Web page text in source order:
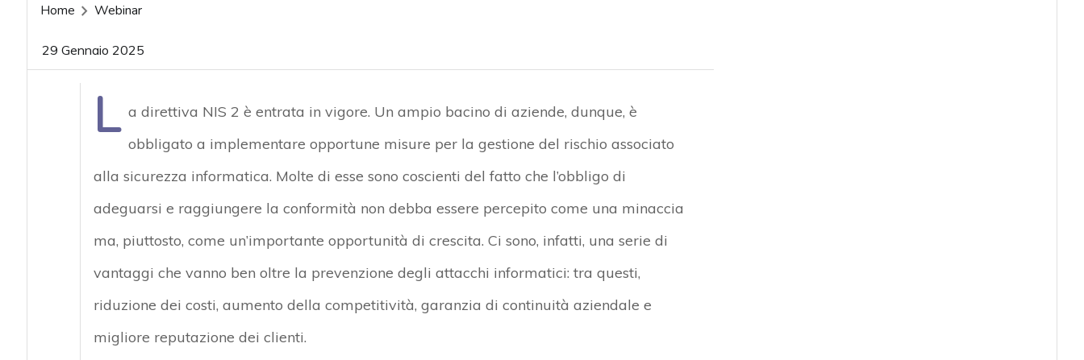
Home Webinar
29 Gennaio 2025
L a direttiva NIS 2 è entrata in vigore. Un ampio bacino di aziende, dunque, è
obbligato a implementare opportune misure per la gestione del rischio associato
alla sicurezza informatica. Molte di esse sono coscienti del fatto che l’obbligo di
adeguarsi e raggiungere la conformità non debba essere percepito come una minaccia
ma, piuttosto, come un’importante opportunità di crescita. Ci sono, infatti, una serie di
vantaggi che vanno ben oltre la prevenzione degli attacchi informatici: tra questi,
riduzione dei costi, aumento della competitività, garanzia di continuità aziendale e
migliore reputazione dei clienti.